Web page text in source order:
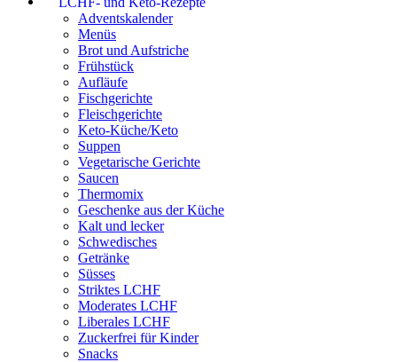
Adventskalender
Menüs
Brot und Aufstriche
Frühstück
Aufläufe
Fischgerichte
Fleischgerichte
Keto-Küche/Keto
Suppen
Vegetarische Gerichte
Saucen
Thermomix
Geschenke aus der Küche
Kalt und lecker
Schwedisches
Getränke
Süsses
Striktes LCHF
Moderates LCHF
Liberales LCHF
Zuckerfrei für Kinder
Snacks